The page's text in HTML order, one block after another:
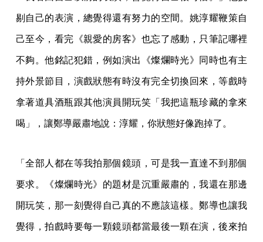
剔自己的表演，總覺得還有努力的空間。姚淳耀鞭策自
己至今，看完《親愛的房客》也忘了感動，只筆記哪裡
不夠。他銘記犯錯，例如演出《燦爛時光》同時也有主
持外景節目，演戲狀態有時沒有完全切換回來，等戲時
拿著道具酒瓶跟其他演員開玩笑「我把這瓶珍藏的拿來
喝」，讓鄭導嚴肅地說：淳耀，你狀態好像跑掉了。
「全部人都在等我拍那個鏡頭，可是我一直達不到那個
要求。《燦爛時光》的題材是沉重嚴肅的，我還在那邊
開玩笑，那一刻覺得自己真的不應該這樣。鄭導也讓我
覺得，拍戲時要每一顆鏡頭都當最後一顆在演，後來拍